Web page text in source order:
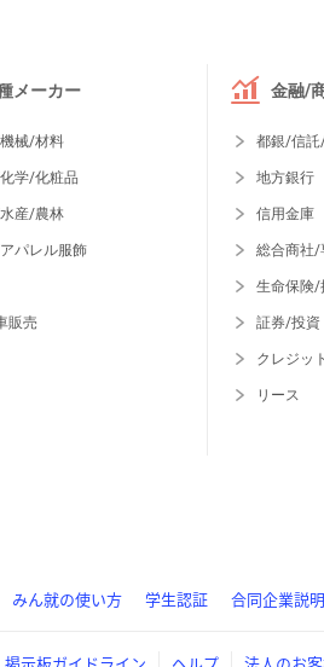
メーカー
械/材料
学/化粧品
産/農林
パレル服飾
販売
金融/
都銀/信託
地方銀行
信用金庫
総合商社/
生命保険/
証券/投資
クレジッ
リース
みん就の使い方 学生認証 合同企業説